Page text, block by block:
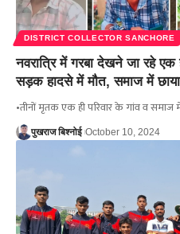
DISTRICT COLLECTOR SANCHORE
नवरात्रि में गरबा देखने जा रहे एक
सड़क हादसे में मौत, समाज में
•तीनों मृतक एक ही परिवार के गांव व
पुखराज बिश्नोई October 10, 2024